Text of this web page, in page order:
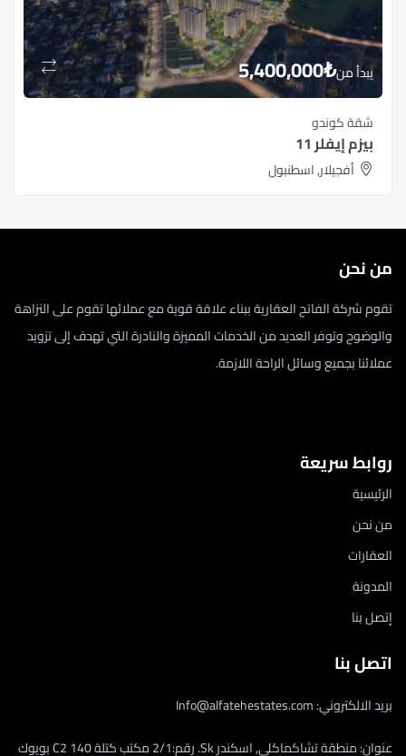
يبدأ من₺
5,400,000
شقة كوندو
بيزم إيفلر 11
أفجيلار, اسطنبول
من نحن
تقوم شركة الفاتح العقارية ببناء علاقة قوية مع عملائها تقوم على النزاهة
والوضوح وتوفر العديد من الخدمات المميزة والنادرة التي تهدف إلى تزويد
عملائنا بجميع وسائل الراحة اللازمة.
روابط سريعة
الرئيسية
من نحن
العقارات
المدونة
إتصل بنا
اتصل بنا
بريد الالكتروني: Info@alfatehestates.com
عنوان: منطقة تشاكماكلي, اسكندر Sk. رقم:2/1 مكتب كتلة C2 140 بويوك